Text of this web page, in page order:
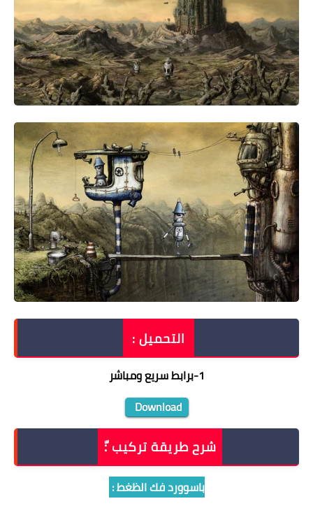
التحميل :
1
-برابط سريع ومباشر
Download
شرح طريقة تركيب :ّ
باسوورد فك الظغط :